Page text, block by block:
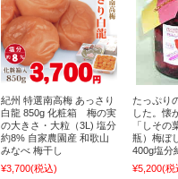
紀州 特選南高梅 あっさり
白龍 850g 化粧箱 梅の実
の大きさ・大粒（3L) 塩分
約8% 自家農園産 和歌山
みなべ 梅干し
¥3,700(税込)
たっぷり
した。懐
「しその
瓶）梅ぼ
400g塩分
¥5,200(税